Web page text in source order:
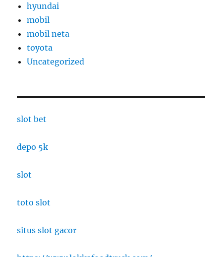
hyundai
mobil
mobil neta
toyota
Uncategorized
slot bet
depo 5k
slot
toto slot
situs slot gacor